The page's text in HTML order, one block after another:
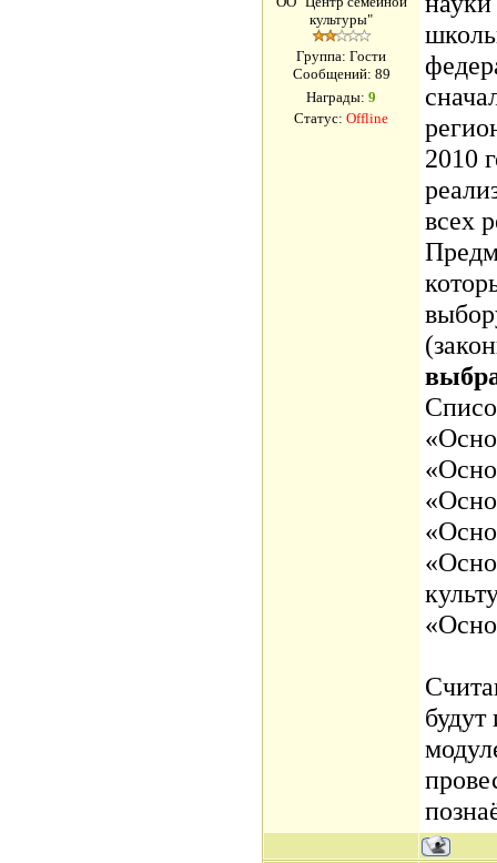
культуры"
Группа: Гости
Сообщений: 89
Награды: 9
Статус: Offline
2010
всех
будут